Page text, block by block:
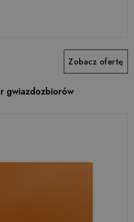
Zobacz ofertę
gwiazdozbiorów